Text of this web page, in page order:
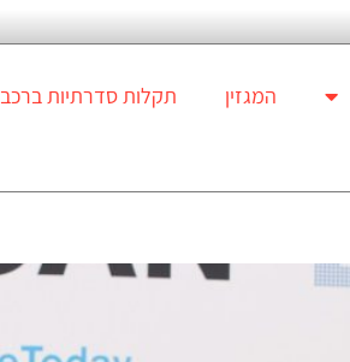
המגזין תקלות סדרתיות ברכב